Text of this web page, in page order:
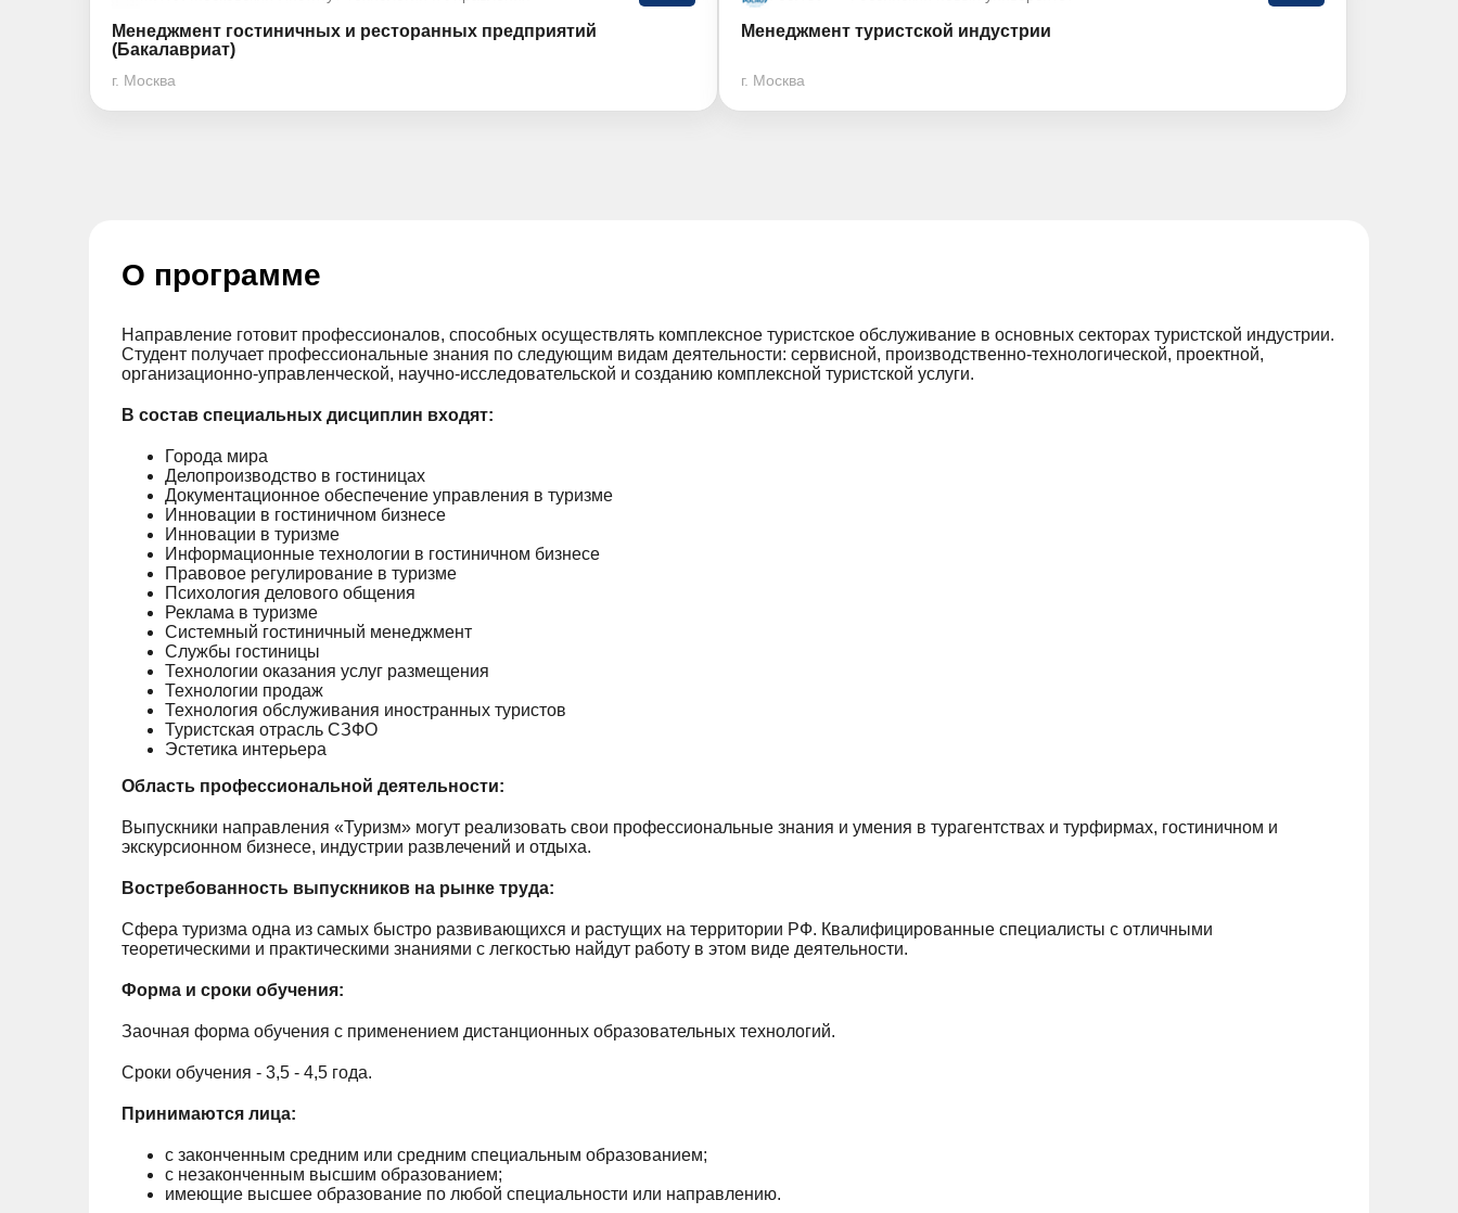
Менеджмент гостиничных и ресторанных предприятий
(Бакалавриат)
г. Москва
Менеджмент туристской индустрии
г. Москва
О программе
Направление готовит профессионалов, способных осуществлять комплексное туристское обслуживание в основных секторах туристской индустрии.
Студент получает профессиональные знания по следующим видам деятельности: сервисной, производственно-технологической, проектной,
организационно-управленческой, научно-исследовательской и созданию комплексной туристской услуги.
В состав специальных дисциплин входят:
Города мира
Делопроизводство в гостиницах
Документационное обеспечение управления в туризме
Инновации в гостиничном бизнесе
Инновации в туризме
Информационные технологии в гостиничном бизнесе
Правовое регулирование в туризме
Психология делового общения
Реклама в туризме
Системный гостиничный менеджмент
Службы гостиницы
Технологии оказания услуг размещения
Технологии продаж
Технология обслуживания иностранных туристов
Туристская отрасль СЗФО
Эстетика интерьера
Область профессиональной деятельности:
Выпускники направления «Туризм» могут реализовать свои профессиональные знания и умения в турагентствах и турфирмах, гостиничном и
экскурсионном бизнесе, индустрии развлечений и отдыха.
Востребованность выпускников на рынке труда:
Сфера туризма одна из самых быстро развивающихся и растущих на территории РФ. Квалифицированные специалисты с отличными
теоретическими и практическими знаниями с легкостью найдут работу в этом виде деятельности.
Форма и сроки обучения:
Заочная форма обучения с применением дистанционных образовательных технологий.
Сроки обучения - 3,5 - 4,5 года.
Принимаются лица:
с законченным средним или средним специальным образованием;
с незаконченным высшим образованием;
имеющие высшее образование по любой специальности или направлению.